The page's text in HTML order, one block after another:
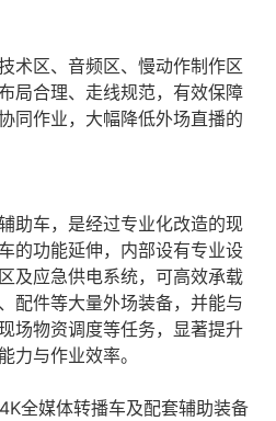
术区、音频区、慢动作制作区
局合理、走线规范，有效保障
同作业，大幅降低外场直播的
助车，是经过专业化改造的现
的功能延伸，内部设有专业设
及应急供电系统，可高效承载
配件等大量外场装备，并能与
场物资调度等任务，显著提升
力与作业效率。
全媒体转播车及配套辅助装备